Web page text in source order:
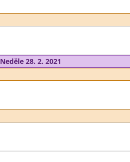
Neděle 28. 2. 2021